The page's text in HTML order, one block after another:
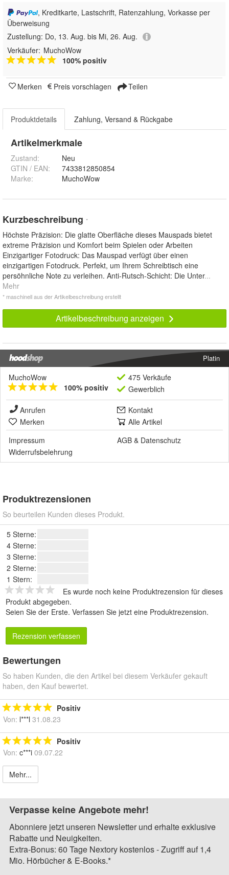
, Kreditkarte, Lastschrift, Ratenzahlung, Vorkasse per
Überweisung
Zustellung: Do, 13. Aug. bis Mi, 26. Aug.
Verkäufer: MuchoWow
100% positiv
Merken Preis vorschlagen Teilen
Produktdetails Zahlung, Versand & Rückgabe
Artikelmerkmale
Zustand:
Neu
GTIN / EAN:
7433812850854
Marke:
MuchoWow
Kurzbeschreibung *
Höchste Präzision: Die glatte Oberfläche dieses Mauspads bietet
extreme Präzision und Komfort beim Spielen oder Arbeiten
Einzigartiger Fotodruck: Das Mauspad verfügt über einen
einzigartigen Fotodruck. Perfekt, um Ihrem Schreibtisch eine
persöhnliche Note zu verleihen. Anti-Rutsch-Schicht: Die Unter...
Mehr
* maschinell aus der Artikelbeschreibung erstellt
Artikelbeschreibung anzeigen
Platin
MuchoWow
100% positiv
475 Verkäufe
Gewerblich
Anrufen
Kontakt
Merken
Alle Artikel
Impressum
AGB & Datenschutz
Widerrufsbelehrung
Produktrezensionen
So beurteilen Kunden dieses Produkt.
5 Sterne:
4 Sterne:
3 Sterne:
2 Sterne:
1 Stern:
Es wurde noch keine Produktrezension für dieses
Produkt abgegeben.
Seien Sie der Erste. Verfassen Sie jetzt eine Produktrezension.
Rezension verfassen
Bewertungen
So haben Kunden, die den Artikel bei diesem Verkäufer gekauft
haben, den Kauf bewertet.
Positiv
Von: l***l 31.08.23
Positiv
Von: c***i 09.07.22
Mehr...
Verpasse keine Angebote mehr!
Abonniere jetzt unseren Newsletter und erhalte exklusive
Rabatte und Neuigkeiten.
Extra-Bonus: 60 Tage Nextory kostenlos - Zugriff auf 1,4
Mio. Hörbücher & E-Books.*